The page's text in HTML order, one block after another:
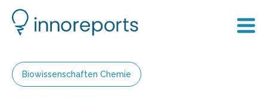
Biowissenschaften Chemie